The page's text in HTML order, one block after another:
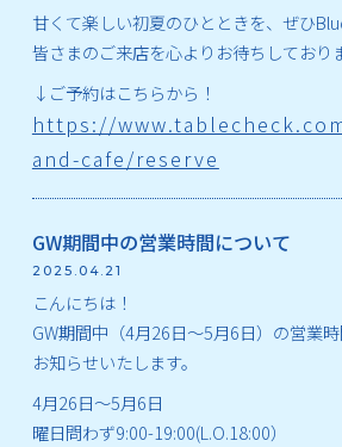
甘くて楽しい初夏のひとときを、ぜひ
皆さまのご来店を心よりお待ちしており
↓ご予約はこちらから！
https://
and-cafe/reserve
GW期間中の営業時間について
2025.04.21
こんにちは！
GW期間中（4月26日～5月6日）の営業
お知らせいたします。
4月26日～5月6日
曜日問わず9:00-19:00(L.O.18:00）